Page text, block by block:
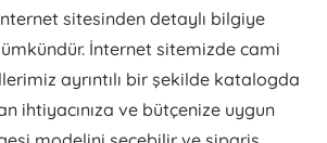
sitesinden detaylı bilgiye
İnternet sitemizde cami
ayrıntılı bir şekilde katalogda
ihtiyacınıza ve bütçenize uygun